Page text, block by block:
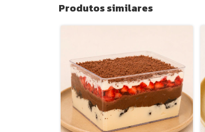
Produtos similares